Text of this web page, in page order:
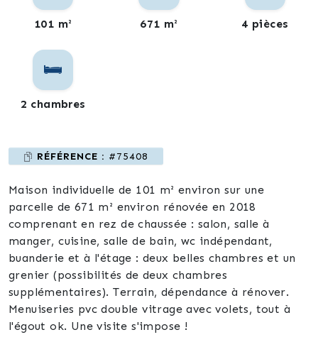
101 m² 671 m² 4 pièces
2 chambres
RÉFÉRENCE : #75408
Maison individuelle de 101 m² environ sur une
parcelle de 671 m² environ rénovée en 2018
comprenant en rez de chaussée : salon, salle à
manger, cuisine, salle de bain, wc indépendant,
buanderie et à l'étage : deux belles chambres et un
grenier (possibilités de deux chambres
supplémentaires). Terrain, dépendance à rénover.
Menuiseries pvc double vitrage avec volets, tout à
l'égout ok. Une visite s'impose !